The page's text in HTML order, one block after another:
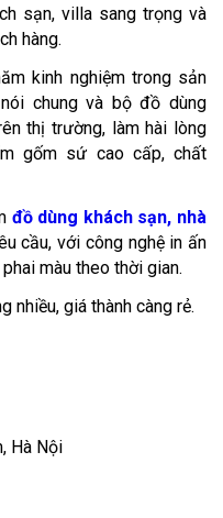
sạn, villa sang trọng và
hàng.
kinh nghiệm trong sản
chung và bộ đồ dùng
thị trường, làm hài lòng
gốm sứ cao cấp, chất
đồ dùng khách sạn, nhà
cầu, với công nghệ in ấn
màu theo thời gian.
nhiều, giá thành càng rẻ.
Hà Nội